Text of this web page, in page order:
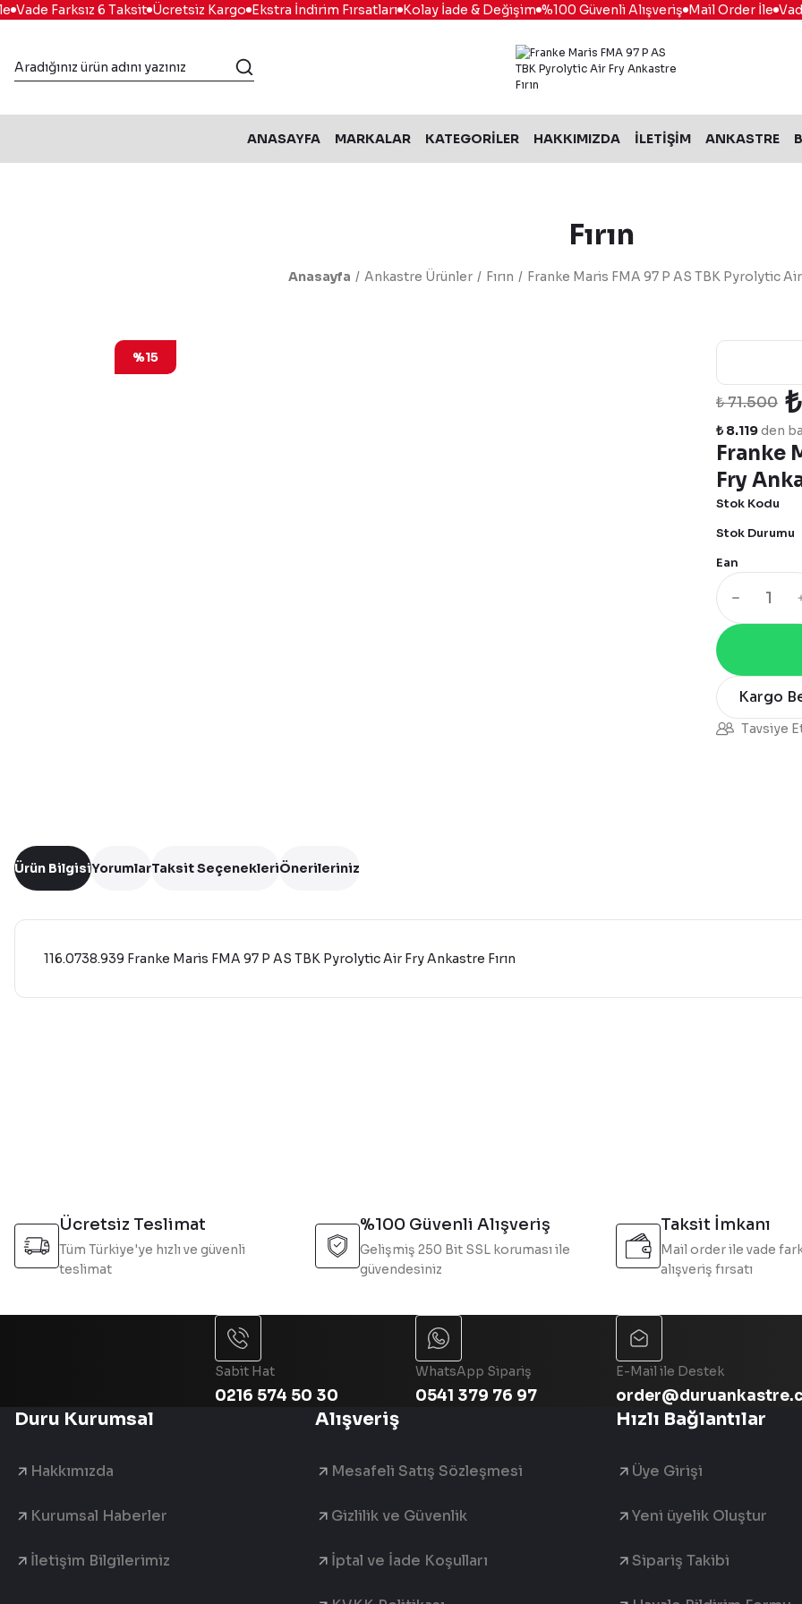
Farksız 6 Taksit Ücretsiz Kargo Ekstra İndirim Fırsatları Kolay İade & Değişim %100 Güvenli Alışveriş Mail Order İle Vade
ANASAYFA MARKALAR KATEGORİLER HAKKIMIZDA İLETİŞİM ANKASTRE
Fırın
Anasayfa Ankastre Ürünler Fırın Franke Maris FMA 97 P AS TBK Pyrolytic Air
%15
Franke
Fry
₺ 71.500
₺ 8.119den
Stok Kodu
Stok Durumu
Ean
Kargo
Tavsiye
Ürün BilgisiYorumlarTaksit SeçenekleriÖnerileriniz
116.0738.939 Franke Maris FMA 97 P AS TBK Pyrolytic Air Fry Ankastre Fırın
Bu ürüne benzer farklı alternatifler olmalı.
Ücretsiz Teslimat
Tüm Türkiye'ye hızlı ve güvenli
teslimat
%100 Güvenli Alışveriş
Gelişmiş 250 Bit SSL koruması ile
güvendesiniz
Taksit İmkanı
Mail order ile vade
alışveriş fırsatı
Sabit Hat
0216 574 50 30
WhatsApp Sipariş
0541 379 76 97
E-Mail ile Destek
Duru Kurumsal
Hakkımızda
Kurumsal Haberler
İletişim Bilgilerimiz
Alışveriş
Mesafeli Satış Sözleşmesi
Gizlilik ve Güvenlik
İptal ve İade Koşulları
Hızlı Bağlantılar
Üye Girişi
Yeni üyelik Oluştur
Sipariş Takibi